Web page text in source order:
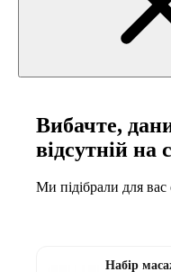
5 міс
Вибачте,
відсутній на
Ми підібрали для вас
Набір